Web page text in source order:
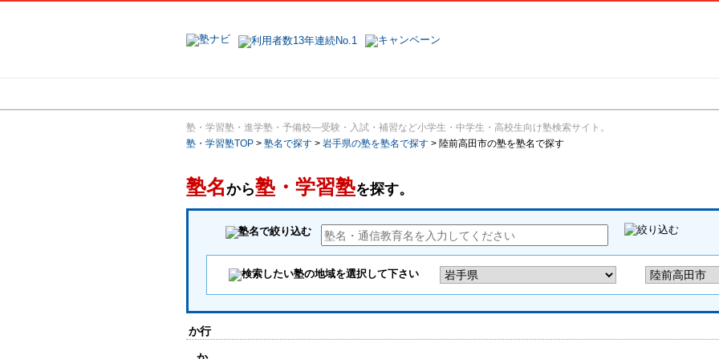
塾・学習塾・進学塾・予備校―受験・入試・補習など小学生・中学生・高校生向け塾検索サイト。
塾・学習塾TOP > 塾名で探す > 岩手県の塾を塾名で探す > 陸前高田市の塾を塾名で探す
塾名から塾・学習塾を探す。
か行